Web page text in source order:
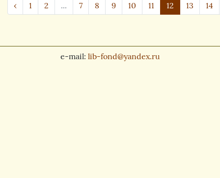
‹ 1 2 ... 7 8 9 10 11 12 13 14
e-mail: lib-fond@yandex.ru